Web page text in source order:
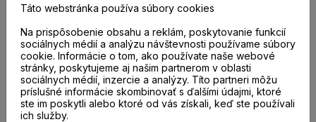
33
VHODNÁ NA PODLAHOVÉ KÚRENIE
Áno
Táto webstránka používa súbory cookies
Na prispôsobenie obsahu a reklám, poskytovanie funkcií
sociálnych médií a analýzu návštevnosti používame súbory
cookie. Informácie o tom, ako používate naše webové
stránky, poskytujeme aj našim partnerom v oblasti
sociálnych médií, inzercie a analýzy. Títo partneri môžu
príslušné informácie skombinovať s ďalšími údajmi, ktoré
ste im poskytli alebo ktoré od vás získali, keď ste používali
ich služby.